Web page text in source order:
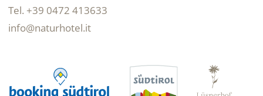
Tel. +39 0472 413633
info@naturhotel.it